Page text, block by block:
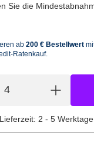
Sie die
Lieferzeit: 2 - 5 Werktage